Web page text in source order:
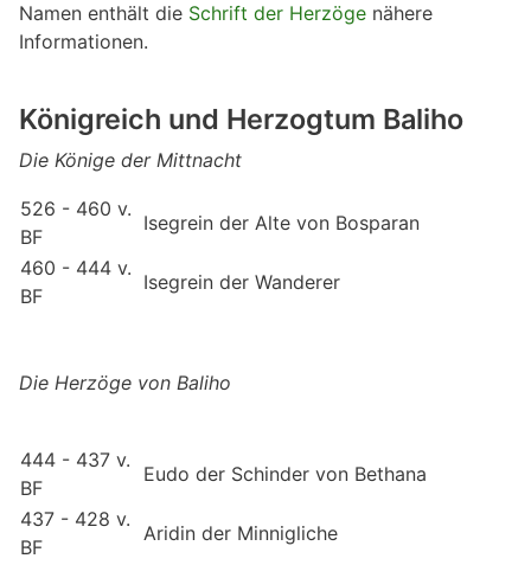
Namen enthält die Schrift der Herzöge nähere
Informationen.
Königreich und Herzogtum Baliho
Die Könige der Mittnacht
526 - 460 v.
BF
Isegrein der Alte von Bosparan
460 - 444 v.
BF
Isegrein der Wanderer
Die Herzöge von Baliho
444 - 437 v.
BF
Eudo der Schinder von Bethana
437 - 428 v.
BF
Aridin der Minnigliche